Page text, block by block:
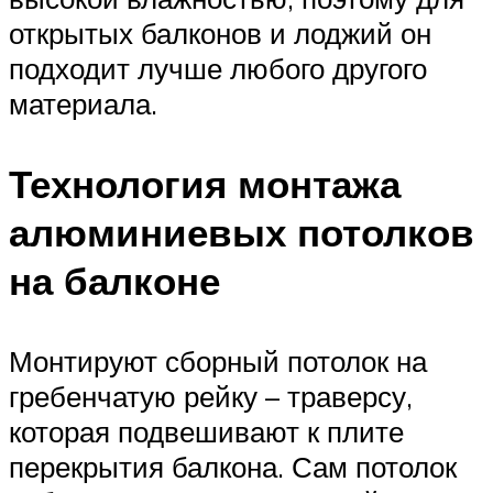
открытых балконов и лоджий он
подходит лучше любого другого
материала.
Технология монтажа
алюминиевых потолков
на балконе
Монтируют сборный потолок на
гребенчатую рейку – траверсу,
которая подвешивают к плите
перекрытия балкона. Сам потолок